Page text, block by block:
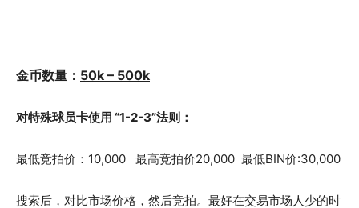
金币数量： 50k – 500k
对特殊球员卡使用 “1-2-3”法则：
最低竞拍价：10,000 最高竞拍价20,000 最低BIN价:30,000
搜索后，对比市场价格，然后竞拍。最好在交易市场人少的时